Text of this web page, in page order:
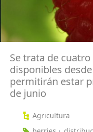
Se trata de
disponibles
permitirán estar
de junio
Agricultura